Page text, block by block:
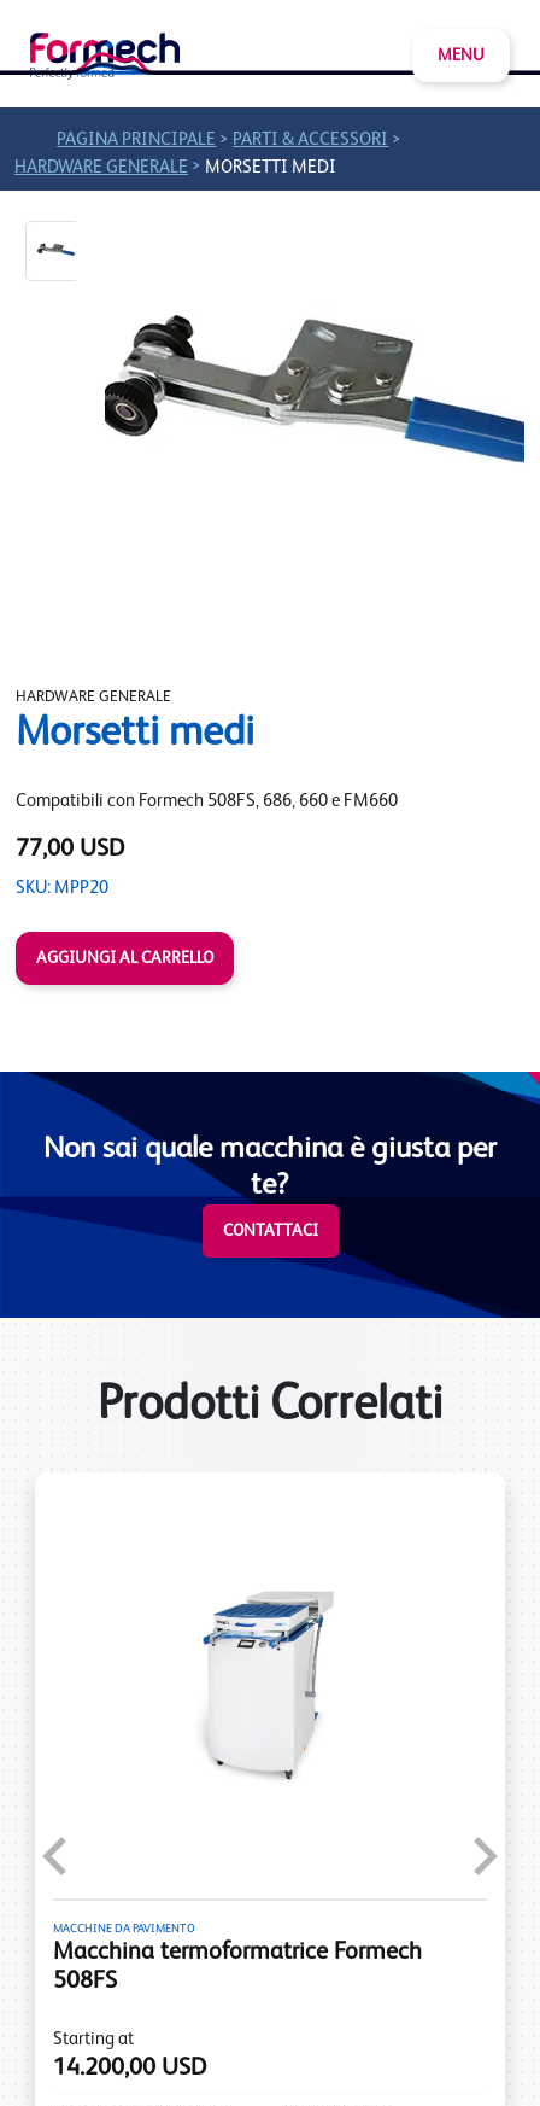
MENU
PAGINA PRINCIPALE > PARTI & ACCESSORI >
HARDWARE GENERALE > MORSETTI MEDI
HARDWARE GENERALE
Morsetti medi
Compatibili con Formech 508FS, 686, 660 e FM660
77,00 USD
SKU: MPP20
Non sai quale macchina è giusta per
te?
CONTATTACI
Prodotti Correlati
MACCHINE DA PAVIMENTO
Macchina termoformatrice Formech
508FS
Starting at
14.200,00 USD
Previous Next